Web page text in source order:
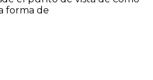
forma de